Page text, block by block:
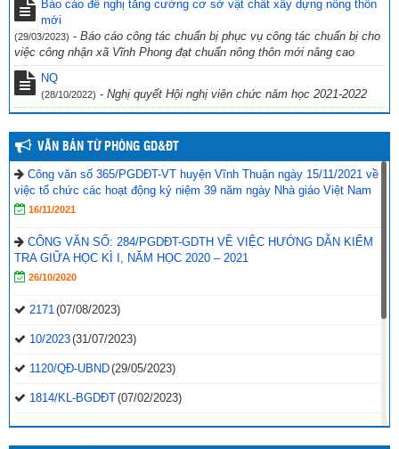
Giáo dục và Đào tạo Vĩnh Thuận về việc hưởng ứng “Ngày toàn dân
phòng cháy và chữa cháy” năm 2022.
Báo cáo đề nghị tăng cường cơ sở vật chất xây dựng nông thôn
mới
(29/03/2023) - Báo cáo công tác chuẩn bị phục vụ công tác chuẩn bị cho
việc công nhận xã Vĩnh Phong đạt chuẩn nông thôn mới nâng cao
NQ
(28/10/2022) - Nghị quyết Hội nghị viên chức năm học 2021-2022
VĂN BẢN TỪ PHÒNG GD&ĐT
Công văn số 365/PGDĐT-VT huyện Vĩnh Thuận ngày 15/11/2021 về
việc tổ chức các hoạt động kỷ niệm 39 năm ngày Nhà giáo Việt Nam
16/11/2021
CÔNG VĂN SỐ: 284/PGDĐT-GDTH VỀ VIỆC HƯỚNG DẪN KIỂM
TRA GIỮA HỌC KÌ I, NĂM HỌC 2020 – 2021
26/10/2020
2171(07/08/2023)
10/2023(31/07/2023)
1120/QĐ-UBND(29/05/2023)
1814/KL-BGDĐT(07/02/2023)
2496-QD-UBND(10/10/2022)